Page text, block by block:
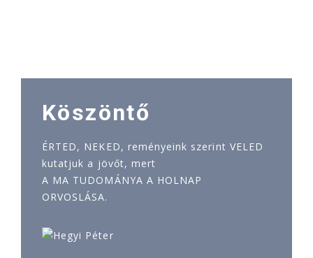
Köszöntő
ÉRTED, NEKED, reményeink szerint VELED
kutatjuk a jövőt, mert
A MA TUDOMÁNYA A HOLNAP
ORVOSLÁSA.